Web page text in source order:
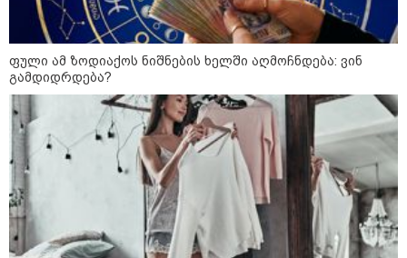
8
აგვისტო
დღის ზოგადი
პროგნოზი
8 აგვისტო ახალ შთაგონებასა და ემოციურ სიახლოვეს
მოიტანს. გაიზრდება ინტერესი შემოქმედებითი საქმიანობისა
და კულტურული ღონისძიებების მიმართ. საღამო
განსაკუთრებით ხელსაყრელია საყვარელ ადამიანებთან
დროის გასატარებლად და თბილი, გულახდილი
ფული ამ ზოდიაქოს ნიშნების ხელში აღმოჩნდება: ვინ
გამდიდრდება?